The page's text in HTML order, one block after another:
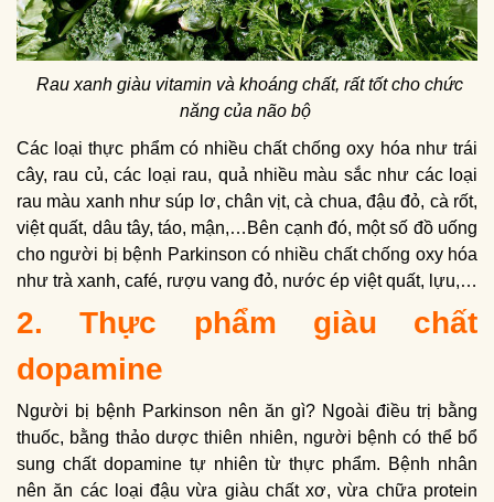
Rau xanh giàu vitamin và khoáng chất, rất tốt cho chức
năng của não bộ
Các loại thực phẩm có nhiều chất chống oxy hóa như trái
cây, rau củ, các loại rau, quả nhiều màu sắc như các loại
rau màu xanh như súp lơ, chân vịt, cà chua, đậu đỏ, cà rốt,
việt quất, dâu tây, táo, mận,…Bên cạnh đó, một số đồ uống
cho người bị bệnh Parkinson có nhiều chất chống oxy hóa
như trà xanh, café, rượu vang đỏ, nước ép việt quất, lựu,…
2. Thực phẩm giàu chất
dopamine
Người bị bệnh Parkinson nên ăn gì? Ngoài điều trị bằng
thuốc, bằng thảo dược thiên nhiên, người bệnh có thể bổ
sung chất dopamine tự nhiên từ thực phẩm. Bệnh nhân
nên ăn các loại đậu vừa giàu chất xơ, vừa chữa protein